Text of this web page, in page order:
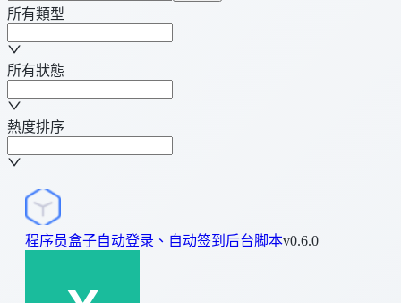
所有類型
所有狀態
熱度排序
程序员盒子自动登录、自动签到后台脚本v0.6.0